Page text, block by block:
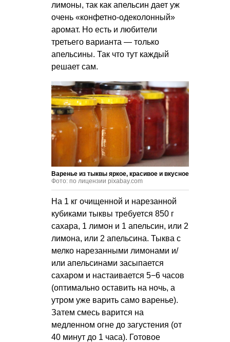
лимоны, так как апельсин дает уж
очень «конфетно-одеколонный»
аромат. Но есть и любители
третьего варианта — только
апельсины. Так что тут каждый
решает сам.
Варенье из тыквы яркое, красивое и вкусное
Фото: по лицензии pixabay.com
На 1 кг очищенной и нарезанной
кубиками тыквы требуется 850 г
сахара, 1 лимон и 1 апельсин, или 2
лимона, или 2 апельсина. Тыква с
мелко нарезанными лимонами и/
или апельсинами засыпается
сахаром и настаивается 5−6 часов
(оптимально оставить на ночь, а
утром уже варить само варенье).
Затем смесь варится на
медленном огне до загустения (от
40 минут до 1 часа). Готовое